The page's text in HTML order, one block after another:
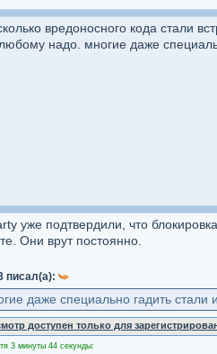
вредоносного кода стали
надо. многие даже
уже подтвердили, что
Они врут постоянно.
писал(а):
даже специально гадить
доступен только для
3 минуты 44 секунды: